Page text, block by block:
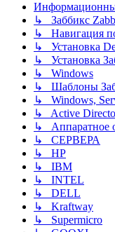
↳ Заббикс
↳ Навигация
↳ Установка
↳ Установка
↳ Windows
↳ Шаблоны
↳ Windows,
↳ Active
↳ Аппаратное
↳ СЕРВЕРА
↳ HP
↳ IBM
↳ INTEL
↳ DELL
↳ Kraftway
↳ Supermicro